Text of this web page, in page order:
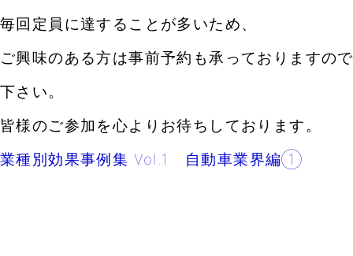
毎回定員に達することが多いため、
ご興味のある方は事前予約も承っておりますの
下さい。
皆様のご参加を心よりお待ちしております。
業種別効果事例集 Vol.1 自動車業界編①